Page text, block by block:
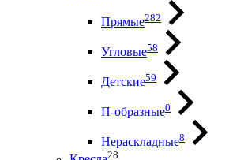
Прямые282
Угловые58
Детские59
П-образные0
Нераскладные8
28